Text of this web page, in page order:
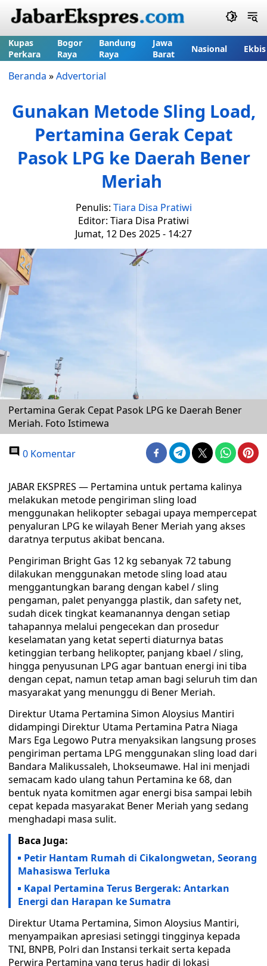
Kupas
Perkara
Bogor
Raya
Bandung
Raya
Jawa
Barat
Nasional Ekbis
Beranda »Advertorial
Gunakan Metode Sling Load,
Pertamina Gerak Cepat
Pasok LPG ke Daerah Bener
Meriah
Penulis: Tiara Disa Pratiwi
Editor: Tiara Disa Pratiwi
Jumat, 12 Des 2025 - 14:27
Pertamina Gerak Cepat Pasok LPG ke Daerah Bener
Meriah. Foto Istimewa
0 Komentar
JABAR EKSPRES — Pertamina untuk pertama kalinya
melakukan metode pengiriman sling load
menggunakan helikopter sebagai upaya mempercepat
penyaluran LPG ke wilayah Bener Meriah yang akses
daratnya terputus akibat bencana.
Pengiriman Bright Gas 12 kg sebanyak 72 tabung
dilakukan menggunakan metode sling load atau
menggantungkan barang dengan kabel / sling
pengaman, palet penyangga plastik, dan safety net,
sudah dicek tingkat keamanannya dengan setiap
tahapannya melalui pengecekan dan prosedur
keselamatan yang ketat seperti diaturnya batas
ketinggian terbang helikopter, panjang kbael / sling,
hingga penyusunan LPG agar bantuan energi ini tiba
dengan cepat, namun tetap aman bagi seluruh tim dan
masyarakat yang menunggu di Bener Meriah.
Direktur Utama Pertamina Simon Aloysius Mantiri
didampingi Direktur Utama Pertamina Patra Niaga
Mars Ega Legowo Putra menyaksikan langsung proses
pengiriman pertama LPG menggunakan sling load dari
Bandara Malikussaleh, Lhokseumawe. Hal ini menjadi
semacam kado ulang tahun Pertamina ke 68, dan
bentuk nyata komitmen agar energi bisa sampai lebih
cepat kepada masyarakat Bener Meriah yang sedang
menghadapi masa sulit.
Baca Juga:
Petir Hantam Rumah di Cikalongwetan, Seorang
Mahasiswa Terluka
Kapal Pertamina Terus Bergerak: Antarkan
Energi dan Harapan ke Sumatra
Direktur Utama Pertamina, Simon Aloysius Mantiri,
menyampaikan apresiasi setinggi tingginya kepada
TNI, BNPB, Polri dan Instansi terkait serta kepada
Perwira Pertamina yang terus hadir di lokasi